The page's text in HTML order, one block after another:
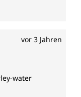
vor 3 Jahren
von 5 Sternen
water